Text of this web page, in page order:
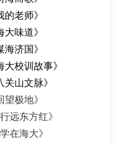
老师》
味道》
济国》
校训故事》
山文脉》
极地》
远东方红》
在海大》